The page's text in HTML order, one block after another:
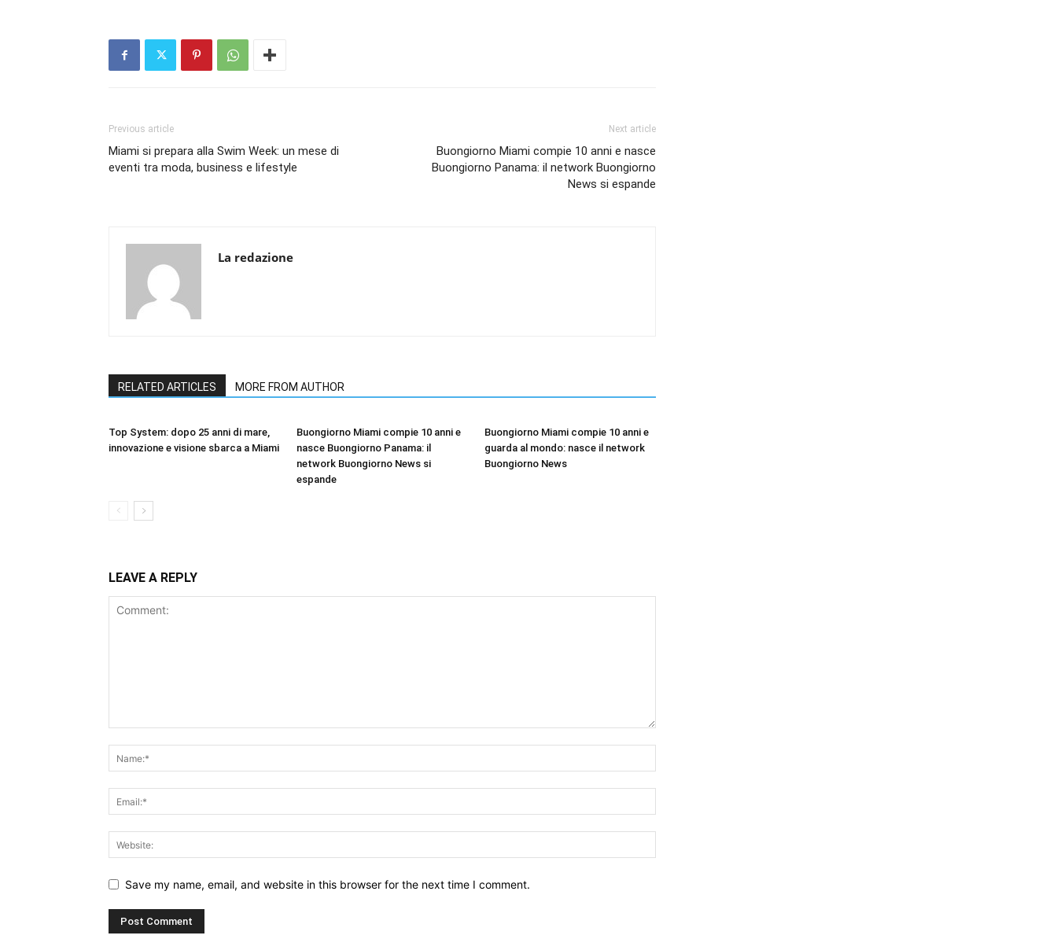
Previous article
Miami si prepara alla Swim Week: un mese di
eventi tra moda, business e lifestyle
Next article
Buongiorno Miami compie 10 anni e nasce
Buongiorno Panama: il network Buongiorno
News si espande
La redazione
RELATED ARTICLES MORE FROM AUTHOR
Top System: dopo 25 anni di mare,
innovazione e visione sbarca a Miami
Buongiorno Miami compie 10 anni e
nasce Buongiorno Panama: il
network Buongiorno News si
espande
Buongiorno Miami compie 10 anni e
guarda al mondo: nasce il network
Buongiorno News
LEAVE A REPLY
Save my name, email, and website in this browser for the next time I comment.